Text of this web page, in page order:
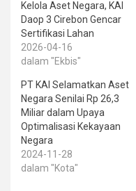
Kelola Aset Negara, KAI
Daop 3 Cirebon Gencar
Sertifikasi Lahan
2026-04-16
dalam "Ekbis"
PT KAI Selamatkan Aset
Negara Senilai Rp 26,3
Miliar dalam Upaya
Optimalisasi Kekayaan
Negara
2024-11-28
dalam "Kota"